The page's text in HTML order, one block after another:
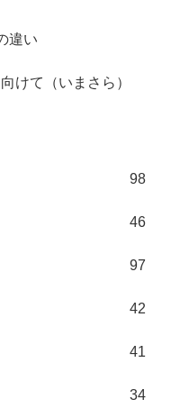
違い
けて（いまさら）
98
46
97
42
41
34